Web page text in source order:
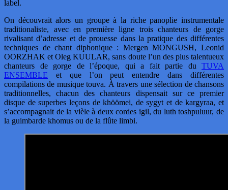
label.
On découvrait alors un groupe à la riche panoplie instrumentale
traditionaliste, avec en première ligne trois chanteurs de gorge
rivalisant d’adresse et de prouesse dans la pratique des différentes
techniques de chant diphonique : Mergen MONGUSH, Leonid
OORZHAK et Oleg KUULAR, sans doute l’un des plus talentueux
chanteurs de gorge de l’époque, qui a fait partie du TUVA
ENSEMBLE et que l’on peut entendre dans différentes
compilations de musique touva. À travers une sélection de chansons
traditionnelles, chacun des chanteurs dispensait sur ce premier
disque de superbes leçons de khöömei, de sygyt et de kargyraa, et
s’accompagnait de la vièle à deux cordes igil, du luth toshpuluur, de
la guimbarde khomus ou de la flûte limbi.